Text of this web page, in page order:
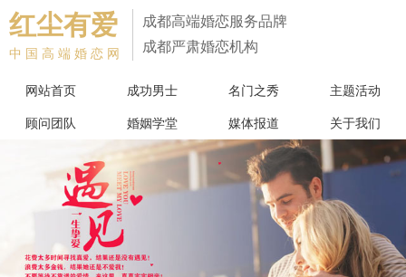
红尘有爱
中国高端婚恋网
成都高端婚恋服务品牌
成都严肃婚恋机构
网站首页 成功男士 名门之秀 主题活动
顾问团队 婚姻学堂 媒体报道 关于我们